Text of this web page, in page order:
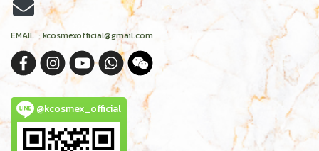
EMAIL : kcosmexofficial@gmail.com
@kcosmex_official